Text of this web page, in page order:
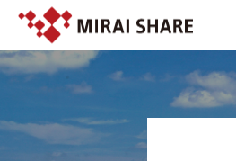
NEWS
TECHNOLOGY